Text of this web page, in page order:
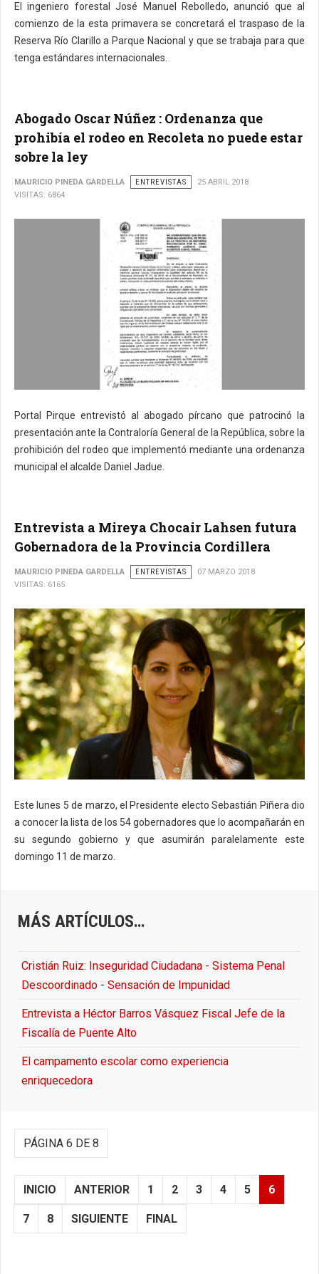
El ingeniero forestal José Manuel Rebolledo, anunció que al
comienzo de la esta primavera se concretará el traspaso de la
Reserva Río Clarillo a Parque Nacional y que se trabaja para que
tenga estándares internacionales.
Abogado Oscar Núñez : Ordenanza que
prohibía el rodeo en Recoleta no puede estar
sobre la ley
MAURICIO PINEDA GARDELLA ENTREVISTAS
25 ABRIL 2018
VISITAS: 6864
Portal Pirque entrevistó al abogado pírcano que patrocinó la
presentación ante la Contraloría General de la República, sobre la
prohibición del rodeo que implementó mediante una ordenanza
municipal el alcalde Daniel Jadue.
Entrevista a Mireya Chocair Lahsen futura
Gobernadora de la Provincia Cordillera
MAURICIO PINEDA GARDELLA ENTREVISTAS
07 MARZO 2018
VISITAS: 6165
Este lunes 5 de marzo, el Presidente electo Sebastián Piñera dio
a conocer la lista de los 54 gobernadores que lo acompañarán en
su segundo gobierno y que asumirán paralelamente este
domingo 11 de marzo.
MÁS ARTÍCULOS…
Cristián Ruiz: Inseguridad Ciudadana - Sistema Penal
Descoordinado - Sensación de Impunidad
Entrevista a Héctor Barros Vásquez Fiscal Jefe de la
Fiscalía de Puente Alto
El campamento escolar como experiencia
enriquecedora
PÁGINA 6 DE 8
INICIO ANTERIOR 1 2 3 4 5 6
7 8 SIGUIENTE FINAL